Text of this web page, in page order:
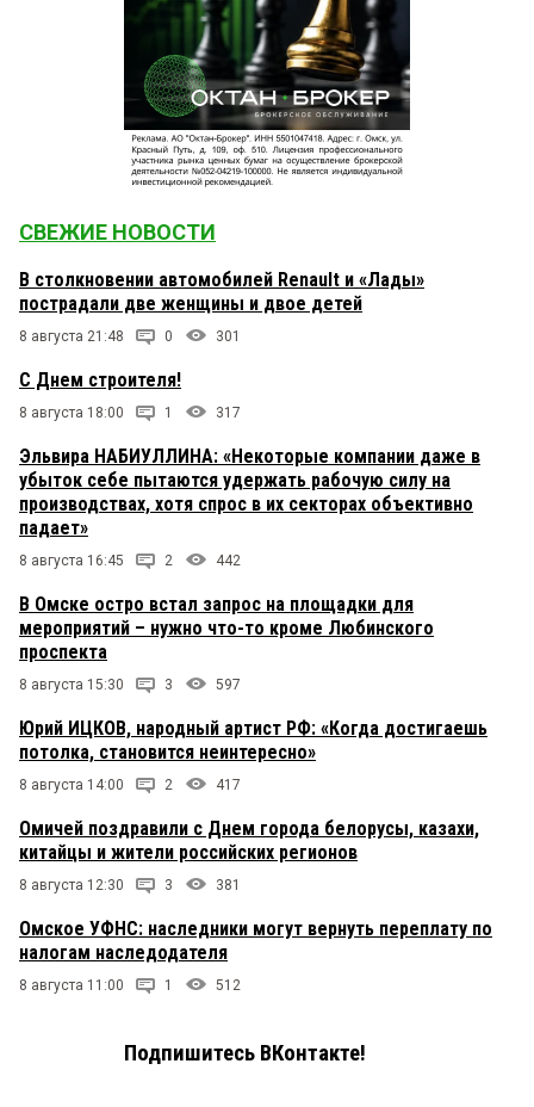
СВЕЖИЕ НОВОСТИ
В столкновении автомобилей Renault и «Лады»
пострадали две женщины и двое детей
8 августа 21:48 0 301
С Днем строителя!
8 августа 18:00 1 317
Эльвира НАБИУЛЛИНА: «Некоторые компании даже в
убыток себе пытаются удержать рабочую силу на
производствах, хотя спрос в их секторах объективно
падает»
8 августа 16:45 2 442
В Омске остро встал запрос на площадки для
мероприятий – нужно что-то кроме Любинского
проспекта
8 августа 15:30 3 597
Юрий ИЦКОВ, народный артист РФ: «Когда достигаешь
потолка, становится неинтересно»
8 августа 14:00 2 417
Омичей поздравили с Днем города белорусы, казахи,
китайцы и жители российских регионов
8 августа 12:30 3 381
Омское УФНС: наследники могут вернуть переплату по
налогам наследодателя
8 августа 11:00 1 512
Подпишитесь ВКонтакте!